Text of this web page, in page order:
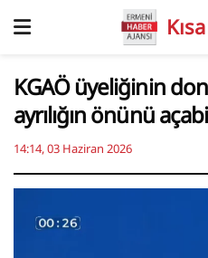
KGAÖ üyeliğinin
ayrılığın önünü
14:14, 03 Haziran 2026